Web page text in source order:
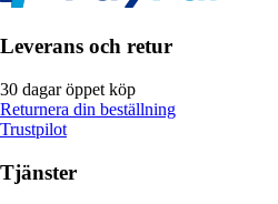
Leverans och retur
30 dagar öppet köp
Returnera din beställning
Trustpilot
Tjänster